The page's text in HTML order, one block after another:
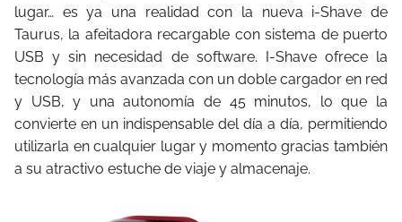
lugar… es ya una realidad con la nueva i-Shave de
Taurus, la afeitadora recargable con sistema de puerto
USB y sin necesidad de software. I-Shave ofrece la
tecnología más avanzada con un doble cargador en red
y USB, y una autonomía de 45 minutos, lo que la
convierte en un indispensable del día a día, permitiendo
utilizarla en cualquier lugar y momento gracias también
a su atractivo estuche de viaje y almacenaje.